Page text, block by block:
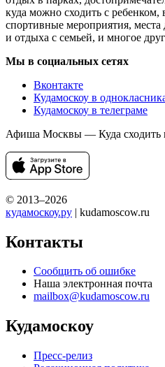
куда можно сходить с ребенком,
спортивные мероприятия, места
и отдыха с семьей, и многое
Мы в социальных сетях
Вконтакте
Кудамоскоу в
Кудамоскоу в телеграме
Афиша Москвы — Куда сходить
© 2013–2026
кудамоскоу.ру | kudamoscow.ru
Контакты
Сообщить об ошибке
Наша электронная почта
mailbox@kudamoscow.ru
Кудамоскоу
Пресс-релиз